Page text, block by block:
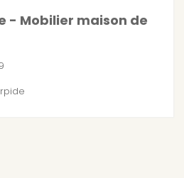
- Mobilier maison de